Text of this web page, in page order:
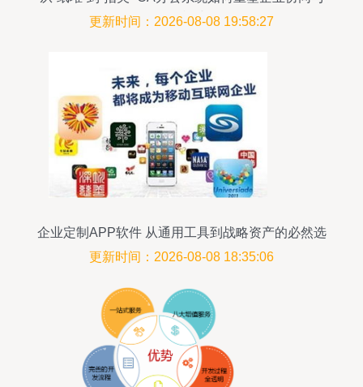
管理模式
更新时间：2026-08-08 19:58:27
企业定制APP软件 从通用工具到战略资产的必然选
择
更新时间：2026-08-08 18:35:06